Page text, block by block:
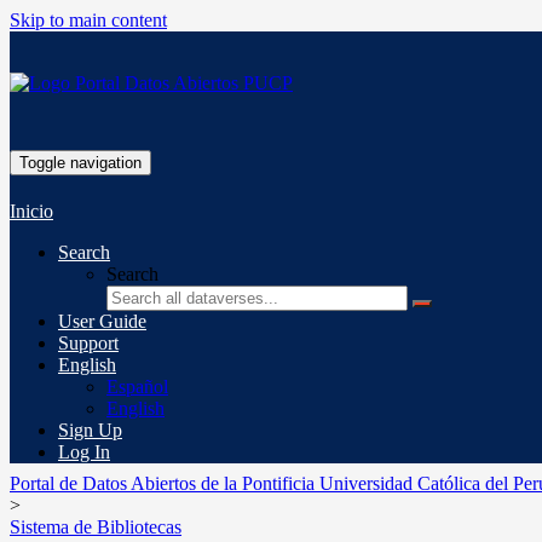
Skip to main content
Toggle navigation
Inicio
Search
Search
User Guide
Support
English
Español
English
Sign Up
Log In
Portal de Datos Abiertos de la Pontificia Universidad Católica del
>
Sistema de Bibliotecas